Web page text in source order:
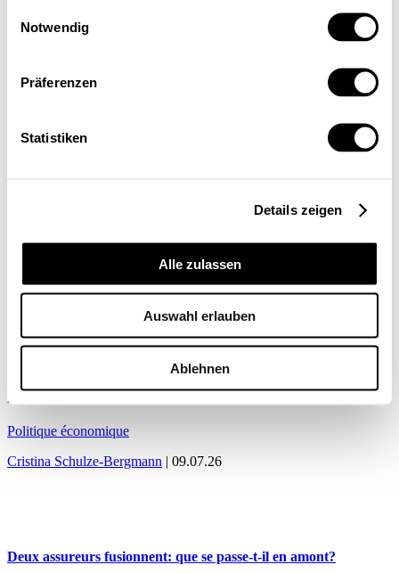
Notwendig
Präferenzen
Statistiken
Details zeigen
Alle zulassen
Auswahl erlauben
Ablehnen
Une plus forte responsabilisation des assureurs, une meilleure
Prévenir les crues, une responsabilité partagée
Antoine Magnollay| 14.07.26
pleine mutation
Politique économique
Cristina Schulze-Bergmann | 09.07.26
Deux assureurs fusionnent: que se passe-t-il en amont?